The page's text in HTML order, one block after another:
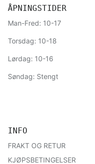
ÅPNINGSTIDER
Man-Fred: 10-17
Torsdag: 10-18
Lørdag: 10-16
Søndag: Stengt
INFO
FRAKT OG RETUR
KJØPSBETINGELSER